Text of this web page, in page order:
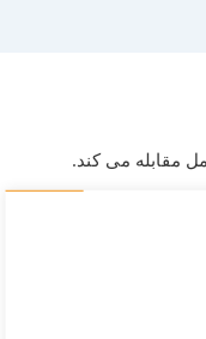
مقابله می کند.